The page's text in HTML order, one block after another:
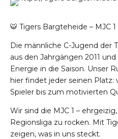
🐯 Tigers Bargteheide – MJC
Die männliche C-Jugend der
aus den Jahrgängen 2011
Energie in die Saison. Unser
hier findet jeder seinen
Spieler bis zum motivierten
Wir sind die MJC 1 –
Regionsliga zu rocken. Mit
zeigen, was in uns steckt.